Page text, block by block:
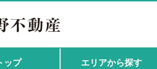
ップ エリアから探す